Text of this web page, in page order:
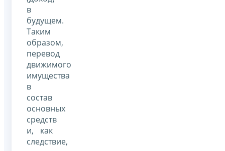
в
будущем.
Таким
образом,
перевод
движимого
имущества
в
состав
основных
средств
и, как
следствие,